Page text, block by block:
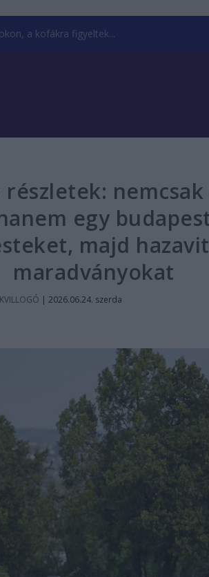
a kofákra figyeltek...
egy
majd
maradványokat
|2026.06.24. szerda